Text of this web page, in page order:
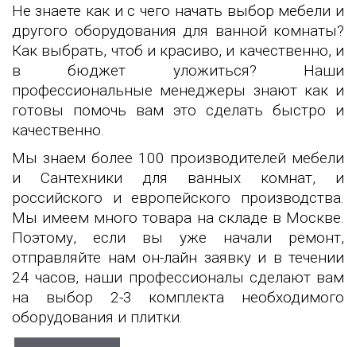
Не знаете как и с чего начать выбор мебели и
другого оборудования для ванной комнаты?
Как выбрать, чтоб и красиво, и качественно, и
в бюджет уложиться? Наши
профессиональные менеджеры знают как и
готовы помочь вам это сделать быстро и
качественно.
Мы знаем более 100 производителей мебели
и Сантехники для ванных комнат, и
российского и европейского производства.
Мы имеем много товара на складе в Москве.
Поэтому, если вы уже начали ремонт,
отправляйте нам он-лайн заявку и в течении
24 часов, наши профессионалы сделают вам
на выбор 2-3 комплекта необходимого
оборудования и плитки.